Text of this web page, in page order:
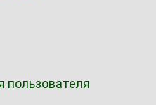
пользователя